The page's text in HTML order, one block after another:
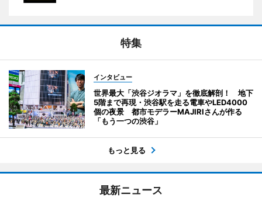
特集
インタビュー
世界最大「渋谷ジオラマ」を徹底解剖！ 地下
5階まで再現・渋谷駅を走る電車やLED4000
個の夜景 都市モデラーMAJIRIさんが作る
「もう一つの渋谷」
もっと見る
最新ニュース